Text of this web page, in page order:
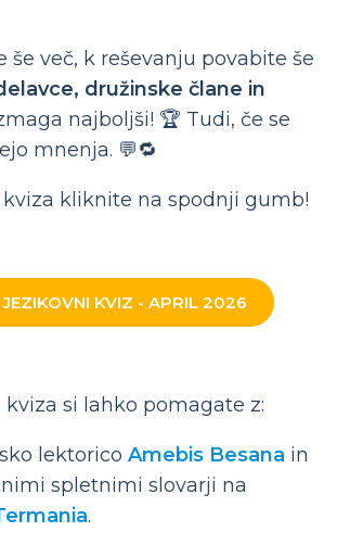
še več, k reševanju povabite še
družinske člane in
najboljši! 🏆 Tudi, če se
mnenja. 💬🔁
kviza kliknite na spodnji gumb!
JEZIKOVNI KVIZ - APRIL 2026
kviza si lahko pomagate z:
lektorico Amebis Besana in
spletnimi slovarji na
.